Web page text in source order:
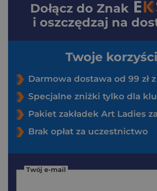
Dołącz do Znak
i oszczędzaj na
Twoje
Darmowa dostawa od 99 zł z
Specjalne zniżki tylko dla
Pakiet zakładek Art Ladies za
Brak opłat za uczestnictwo
Twój e-mail